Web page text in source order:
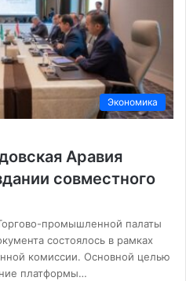
Экономика
Аравия
совместного
промышленной палаты
состоялось в рамках
комиссии. Основной целью
платформы…